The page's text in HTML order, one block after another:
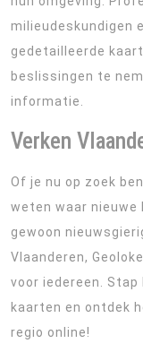
milieudeskundigen
gedetailleerde
beslissingen te
informatie.
Verken
Of je nu op zoek
weten waar nieuwe
gewoon
Vlaanderen,
voor iedereen. Stap
kaarten en ontdek
regio online!